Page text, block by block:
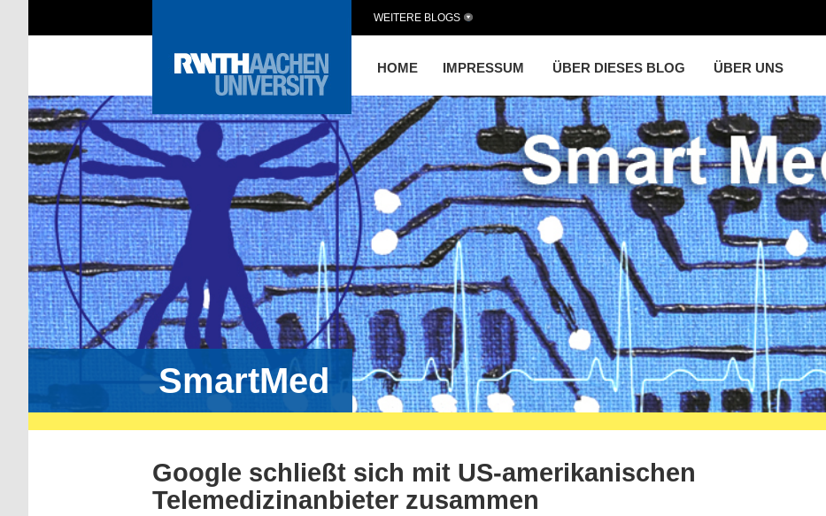
HOME IMPRESSUM ÜBER DIESES BLOG ÜBER UNS
WEITERE BLOGS
SmartMed
Google schließt sich mit US-amerikanischen
Telemedizinanbieter zusammen